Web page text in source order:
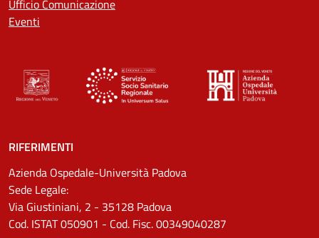
Ufficio Comunicazione
Eventi
RIFERIMENTI
Azienda Ospedale-Università Padova
Sede Legale:
Via Giustiniani, 2 - 35128 Padova
Cod. ISTAT 050901 - Cod. Fisc. 00349040287